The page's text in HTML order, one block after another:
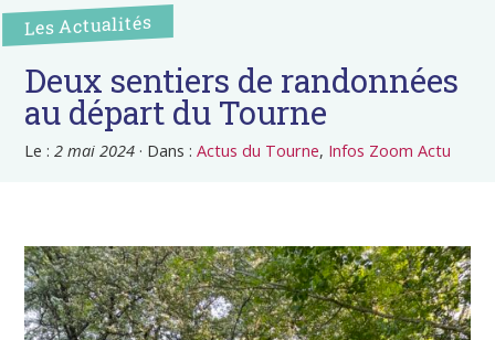
Les Actualités
Deux sentiers de randonnées
au départ du Tourne
Le :2 mai 2024 · Dans :Actus du Tourne, Infos Zoom Actu